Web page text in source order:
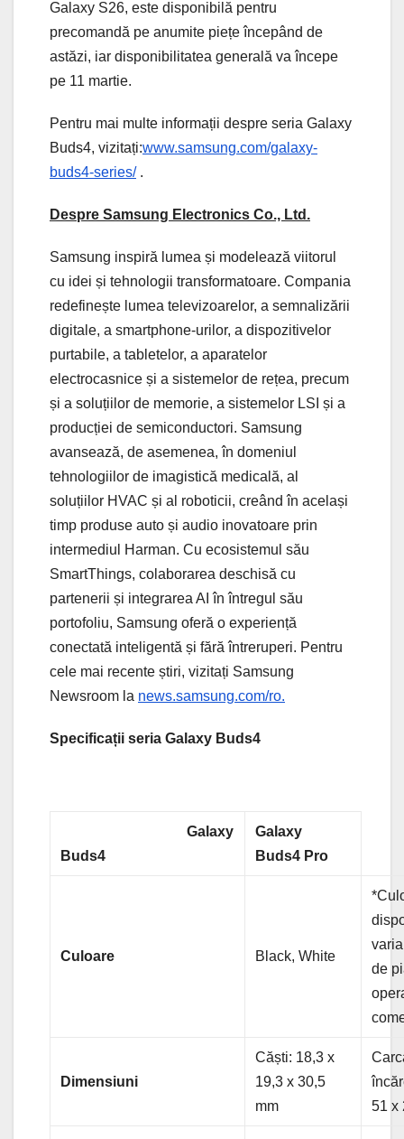
Galaxy S26, este disponibilă pentru
precomandă pe anumite piețe începând de
astăzi, iar disponibilitatea generală va începe
pe 11 martie.
Pentru mai multe informații despre seria Galaxy
Buds4, vizitați:www.samsung.com/galaxy-
buds4-series/.
Despre Samsung Electronics Co., Ltd.
Samsung inspiră lumea și modelează viitorul
cu idei și tehnologii transformatoare. Compania
redefinește lumea televizoarelor, a semnalizării
digitale, a smartphone-urilor, a dispozitivelor
purtabile, a tabletelor, a aparatelor
electrocasnice și a sistemelor de rețea, precum
și a soluțiilor de memorie, a sistemelor LSI și a
producției de semiconductori. Samsung
avansează, de asemenea, în domeniul
tehnologiilor de imagistică medicală, al
soluțiilor HVAC și al roboticii, creând în același
timp produse auto și audio inovatoare prin
intermediul Harman. Cu ecosistemul său
SmartThings, colaborarea deschisă cu
partenerii și integrarea AI în întregul său
portofoliu, Samsung oferă o experiență
conectată inteligentă și fără întreruperi. Pentru
cele mai recente știri, vizitați Samsung
Newsroom la news.samsung.com/ro.
Specificații seria Galaxy Buds4
Galaxy
Buds4
Galaxy
Buds4 Pro
Culoare Black, White
de
Dimensiuni
Căști: 18,3 x
19,3 x 30,5
mm
51 x